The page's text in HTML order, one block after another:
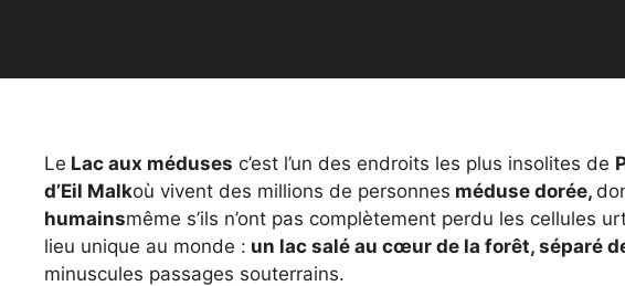
Le Lac aux méduses c’est l’un des endroits les plus insolites de
d’Eil Malkoù vivent des millions de personnes méduse dorée,
humainsmême s’ils n’ont pas complètement perdu les cellules
lieu unique au monde : un lac salé au cœur de la forêt, séparé
minuscules passages souterrains.